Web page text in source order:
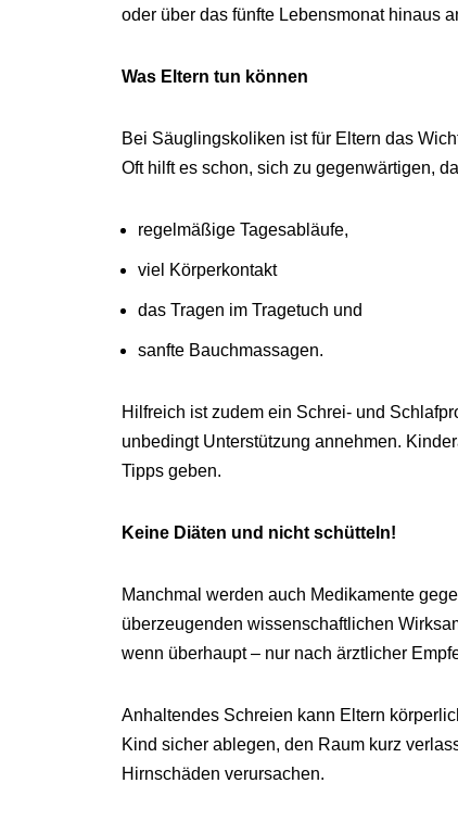
oder über das fünfte Lebensmonat hinaus
Was Eltern tun können
Bei Säuglingskoliken ist für Eltern das
Oft hilft es schon, sich zu gegenwärtigen,
regelmäßige Tagesabläufe,
viel Körperkontakt
das Tragen im Tragetuch und
sanfte Bauchmassagen.
Hilfreich ist zudem ein Schrei- und
unbedingt Unterstützung annehmen.
Tipps geben.
Keine Diäten und nicht schütteln!
Manchmal werden auch Medikamente
überzeugenden wissenschaftlichen
wenn überhaupt – nur nach ärztlicher
Anhaltendes Schreien kann Eltern
Kind sicher ablegen, den Raum kurz
Hirnschäden verursachen.